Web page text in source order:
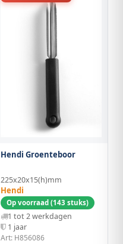
Hendi Groenteboor
225x20x15(h)mm
Hendi
Op voorraad (143 stuks)
1 tot 2 werkdagen
1 jaar
Art: H856086